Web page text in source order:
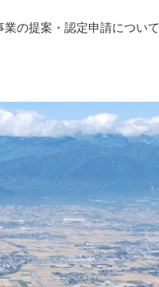
業の提案・認定申請について